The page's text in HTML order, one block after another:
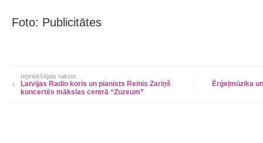
Foto: Publicitātes
Iepriekšējais raksts
Latvijas Radio koris un pianists Reinis Zariņš
koncertēs mākslas centrā “Zuzeum”
Ērģeļmūzika